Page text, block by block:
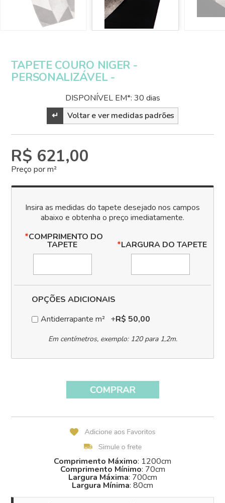
TAPETE COURO NIGER -
PERSONALIZÁVEL -
DISPONÍVEL EM*: 30 dias
↵
Voltar e ver medidas padrões
R$ 621,00
Preço por m²
*COMPRIMENTO DO
TAPETE *LARGURA DO TAPETE
OPÇÕES ADICIONAIS
Antiderrapante m² +R$ 50,00
Comprimento Máximo: 1200cm
Comprimento Mínimo: 70cm
Largura Máxima: 700cm
Largura Mínima: 80cm